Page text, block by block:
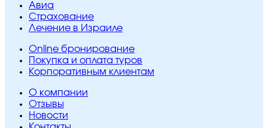
Авиа
Страхование
Лечение в Израиле
Online бронирование
Покупка и оплата туров
Корпоративным клиентам
O компании
Отзывы
Новости